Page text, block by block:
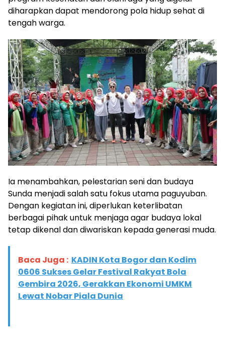
diharapkan dapat mendorong pola hidup sehat di
tengah warga.
Ia menambahkan, pelestarian seni dan budaya
Sunda menjadi salah satu fokus utama paguyuban.
Dengan kegiatan ini, diperlukan keterlibatan
berbagai pihak untuk menjaga agar budaya lokal
tetap dikenal dan diwariskan kepada generasi muda.
Baca Juga : KADIN Kota Bogor dan Kodim
0606 Sukses Gelar Festival Rakyat Bola
Gembira 2026, Gerakkan Ekonomi UMKM
Lewat Nobar Piala Dunia